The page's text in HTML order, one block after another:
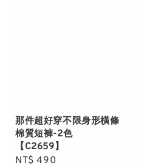
那件超好穿不限身形橫條
棉質短褲-2色
【C2659】
Regular
NT$ 490